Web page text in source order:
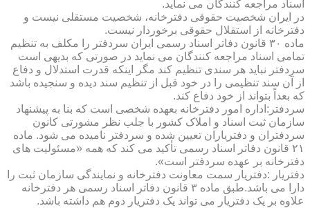
اسناد مراجعه کنندگان می نماید.
در ایران شخصیت حقوقی دفترخانه، شخصیت مستقلی نیست و
دفترخانه از استقلال حقوقی برخوردار نیست.
ماده ۳۰ قانون دفاتر اسناد رسمی ایران سردفتر را مکلف به تنظیم
تمامی اسناد مراجعه کنندگان می نماید در صورتی که بدیهی است
سردفتر نباید هر سندی تنظیم کند مگر اینکه قدرت استدلال و دفاع
از آن سند تنظیمی را در خود قبل از تنظیم سند دیده و سنجیده باشد
که بعداً بتواند از خود دفاع کند.
سردفتر:اداره امور دفترخانه بعهده شخصی است که بنا به پیشنهاد
سازمان ثبت اسناد و املاک کشور با جلب نظر مشورتی کانون
سردفتران و دفتریاران تعیین شده و سردفتر نامیده می شود. ماده
۲۱ قانون دفاتر اسناد رسمی تأکید می کند که همه «مسئولیت های
دفترخانه بر عهده سردفتر است».
دفتریار :دفتریار سمت معاونت دفترخانه و نمایندگی سازمان ثبت را
دارا می باشد.طبق ماده ۳ قانون دفاتر اسناد رسمی هر دفترخانه
علاوه بر یک دفتریار می تواند یک دفتریار دوم هم داشته باشد.